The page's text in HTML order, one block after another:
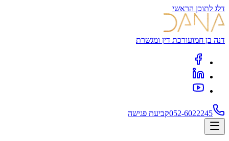
דלג לתוכן הראשי
דנה בן חמועורכת דין ומגשרת
052-6022245קביעת פגישה